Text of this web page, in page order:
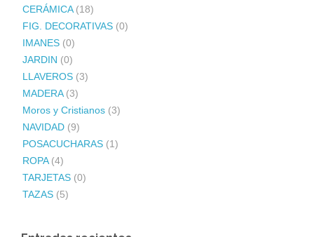
CERÁMICA (18)
FIG. DECORATIVAS (0)
IMANES (0)
JARDIN (0)
LLAVEROS (3)
MADERA (3)
Moros y Cristianos (3)
NAVIDAD (9)
POSACUCHARAS (1)
ROPA (4)
TARJETAS (0)
TAZAS (5)